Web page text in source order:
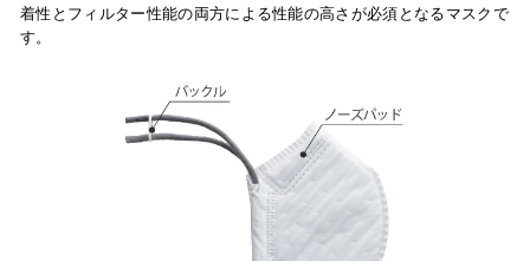
着性とフィルター性能の両方による性能の高さが必須となるマスクで
す。